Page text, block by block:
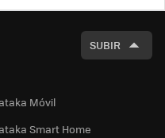
SUBIR
Móvil
Smart Home